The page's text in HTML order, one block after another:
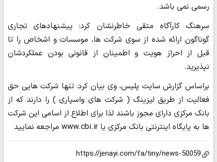
رسمی نمی باشد.
سرهنگ کارآگاه متقی خاطرنشان کرد: پیشنهادهای تجاری
گوناگون ارائه شده از سوی شرکت ها، موسسات و اشخاص را تا
قبل از احراز هویت و اطمینان از قانونی بودن عملکردشان
نپذیرید.
براساس گزارش سایت پلیس، وی بیان کرد: تنها شرکت هایی حق
فعالیت از طریق لیزینگ ( شرکت های واسپاری ) را دارند که از
بانک مرکزی دارای مجوز باشند لذا برای اطلاع از اسامی این شرکت
ها به پایگاه اینترنتی بانک مرکزی یا www.cbi.ir مراجعه نمایید